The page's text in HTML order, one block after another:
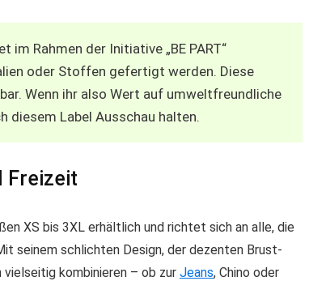
Rahmen der Initiative „BE PART“
oder Stoffen gefertigt werden. Diese
Wenn ihr also Wert auf umweltfreundliche
diesem Label Ausschau halten.
Freizeit
XS bis 3XL erhältlich und richtet sich an alle, die
seinem schlichten Design, der dezenten Brust-
kombinieren – ob zur Jeans, Chino oder